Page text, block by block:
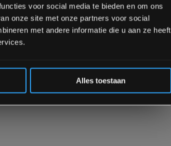
voor social media te bieden en om ons
onze site met onze partners voor social
met andere informatie die u aan ze heeft
Alles toestaan
Inschrijven